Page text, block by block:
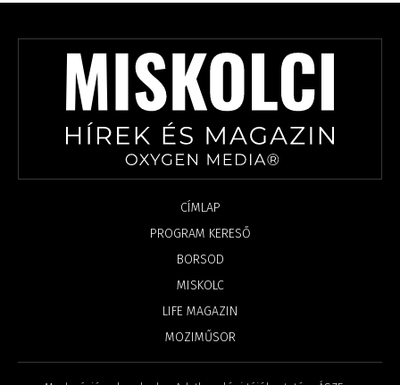
CÍMLAP
PROGRAM KERESŐ
BORSOD
MISKOLC
LIFE MAGAZIN
MOZIMŰSOR